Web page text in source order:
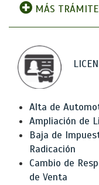
MÁS
Alta de
Ampliación de
Baja de
Radicación
Cambio de
de Venta